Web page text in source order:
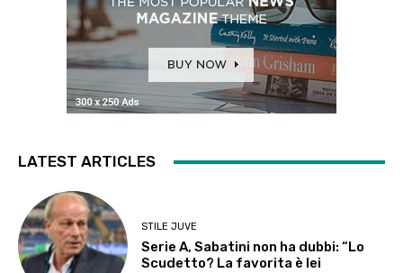
LATEST ARTICLES
STILE JUVE
Serie A, Sabatini non ha dubbi: “Lo
Scudetto? La favorita è lei